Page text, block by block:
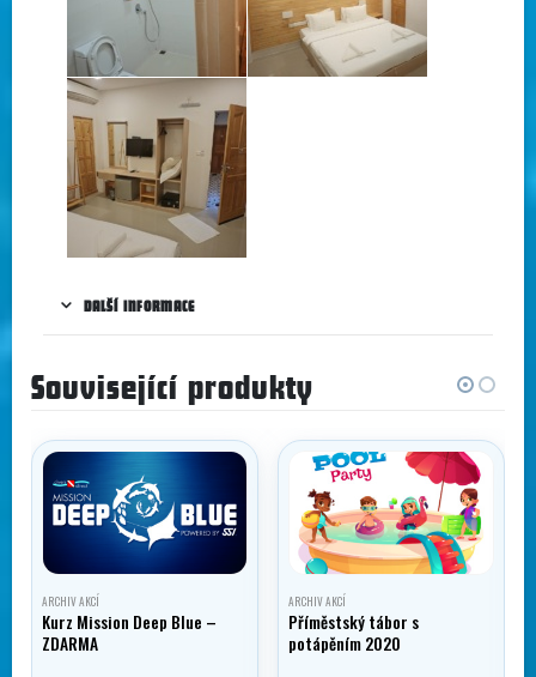
DALŠÍ INFORMACE
Související produkty
ARCHIV AKCÍ
Kurz Mission Deep Blue –
ZDARMA
ARCHIV AKCÍ
Příměstský tábor s
potápěním 2020